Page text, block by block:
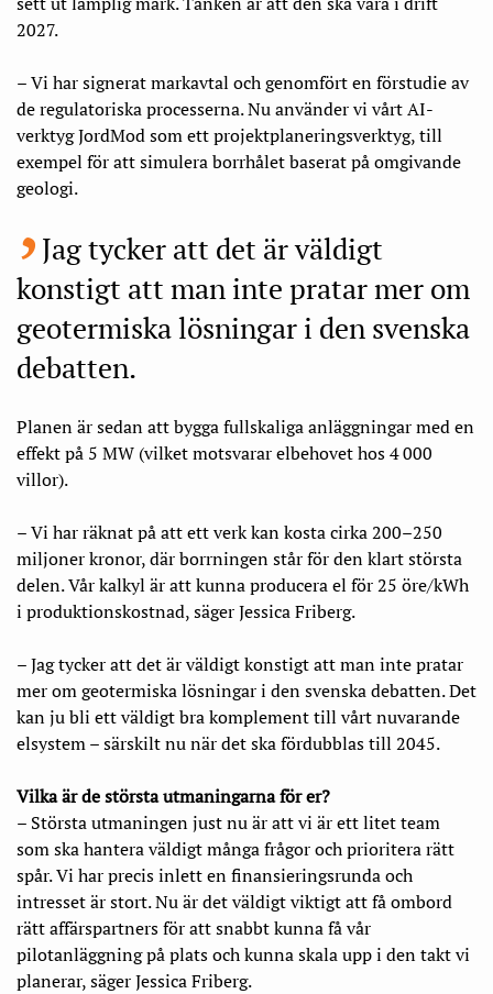
2027.
– Vi har signerat markavtal och genomfört en förstudie av
de regulatoriska processerna. Nu använder vi vårt AI-
verktyg JordMod som ett projektplaneringsverktyg, till
exempel för att simulera borrhålet baserat på omgivande
geologi.
Jag tycker att det är väldigt
konstigt att man inte pratar mer om
geotermiska lösningar i den svenska
debatten.
Planen är sedan att bygga fullskaliga anläggningar med en
effekt på 5 MW (vilket motsvarar elbehovet hos 4 000
villor).
– Vi har räknat på att ett verk kan kosta cirka 200–250
miljoner kronor, där borrningen står för den klart största
delen. Vår kalkyl är att kunna producera el för 25 öre/kWh
i produktionskostnad, säger Jessica Friberg.
– Jag tycker att det är väldigt konstigt att man inte pratar
mer om geotermiska lösningar i den svenska debatten. Det
kan ju bli ett väldigt bra komplement till vårt nuvarande
elsystem – särskilt nu när det ska fördubblas till 2045.
Vilka är de största utmaningarna för er?
– Största utmaningen just nu är att vi är ett litet team
som ska hantera väldigt många frågor och prioritera rätt
spår. Vi har precis inlett en finansieringsrunda och
intresset är stort. Nu är det väldigt viktigt att få ombord
rätt affärspartners för att snabbt kunna få vår
pilotanläggning på plats och kunna skala upp i den takt vi
planerar, säger Jessica Friberg.